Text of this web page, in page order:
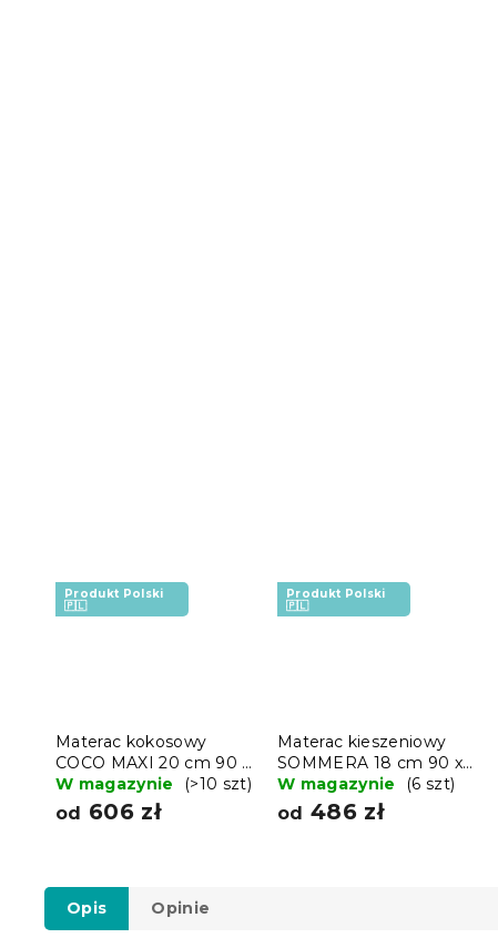
Produkt Polski
🇵🇱
Materac kokosowy
COCO MAXI 20 cm 90 x
200 cm
W magazynie (>10 szt)
od 606 zł
Produkt Polski
🇵🇱
Materac kieszeniowy
SOMMERA 18 cm 90 x
200 cm
W magazynie (6 szt)
od 486 zł
Opis Opinie